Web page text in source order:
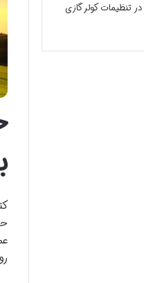
درتنظیمات کولر گازی